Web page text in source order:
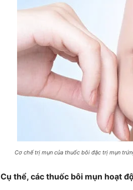
Cơ chế trị mụn của thuốc bôi đặc trị mụn
Cụ thể, các thuốc bôi mụn hoạt